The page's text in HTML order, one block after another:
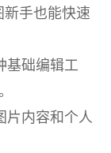
新手也能快速
基础编辑工
片内容和个人